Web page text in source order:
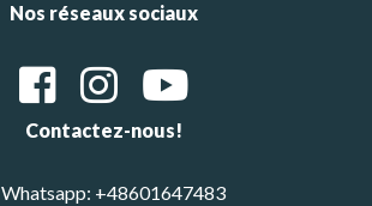
Nos réseaux sociaux
Contactez-nous!
Whatsapp: +48601647483